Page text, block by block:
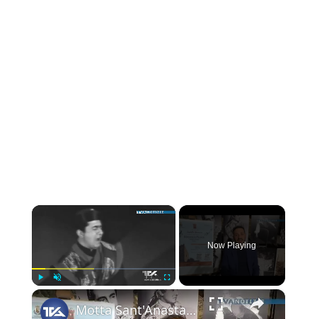
×
Play Unmute Fullscreen
Now Playing
×
Motta Sant'Anastasia. L'omaggio al tenore mottese Giuseppe Di Stefano nel giorno della sua nascita.